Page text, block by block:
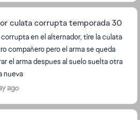
culata corrupta temporada 30
en el alternador, tire la culata
compañero pero el arma se queda
el arma despues al suelo suelta otra
nueva
ago